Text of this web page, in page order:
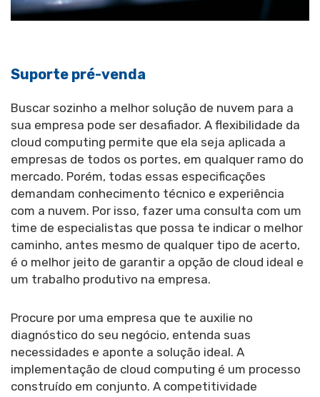
Suporte pré-venda
Buscar sozinho a melhor solução de nuvem para a
sua empresa pode ser desafiador. A flexibilidade da
cloud computing permite que ela seja aplicada a
empresas de todos os portes, em qualquer ramo do
mercado. Porém, todas essas especificações
demandam conhecimento técnico e experiência
com a nuvem. Por isso, fazer uma consulta com um
time de especialistas que possa te indicar o melhor
caminho, antes mesmo de qualquer tipo de acerto,
é o melhor jeito de garantir a opção de cloud ideal e
um trabalho produtivo na empresa.
Procure por uma empresa que te auxilie no
diagnóstico do seu negócio, entenda suas
necessidades e aponte a solução ideal. A
implementação de cloud computing é um processo
construído em conjunto. A competitividade